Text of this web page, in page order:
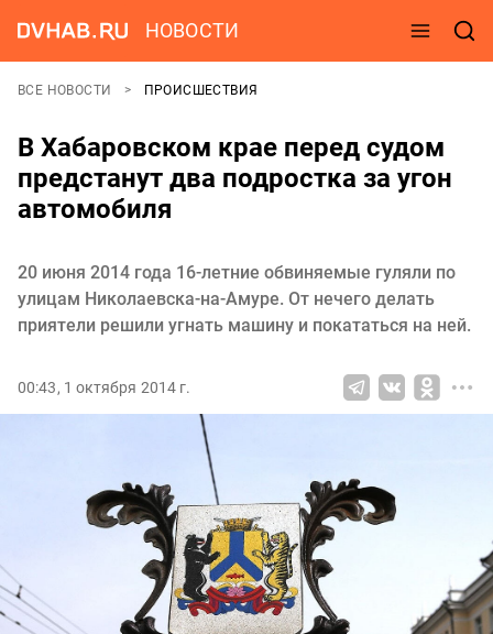
НОВОСТИ
ВСЕ НОВОСТИ ПРОИСШЕСТВИЯ
В Хабаровском крае перед судом
предстанут два подростка за угон
автомобиля
20 июня 2014 года 16-летние обвиняемые гуляли по
улицам Николаевска-на-Амуре. От нечего делать
приятели решили угнать машину и покататься на ней.
00:43, 1 октября 2014 г.